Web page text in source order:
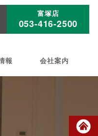
富塚店
053-416-2500
報 会社案内